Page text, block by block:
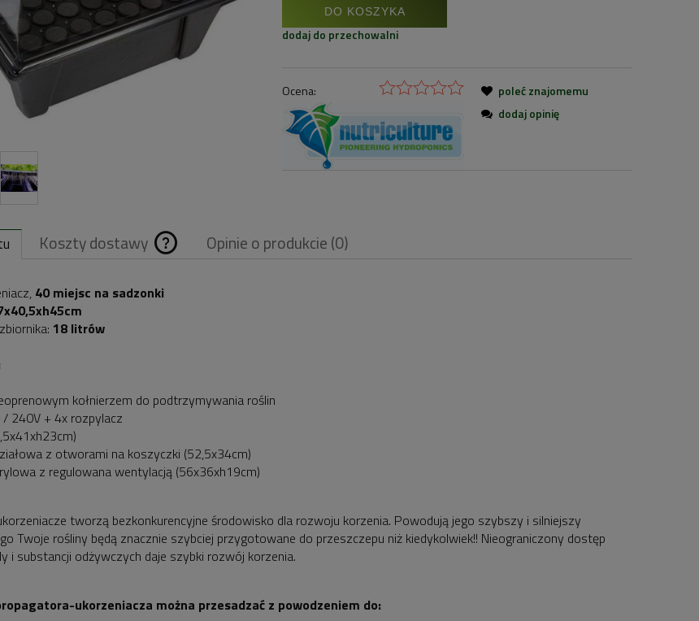
DO KOSZYKA
dodaj do przechowalni
Ocena:
poleć znajomemu
dodaj opinię
Koszty dostawy Opinie o produkcie (0)
40 miejsc na sadzonki
18 litrów
kołnierzem do podtrzymywania roślin
240V + 4x rozpylacz
z otworami na koszyczki (52,5x34cm)
z regulowana wentylacją (56x36xh19cm)
tworzą bezkonkurencyjne środowisko dla rozwoju korzenia. Powodują jego szybszy i silniejszy
Twoje rośliny będą znacznie szybciej przygotowane do przeszczepu niż kiedykolwiek!! Nieograniczony dostęp
i substancji odżywczych daje szybki rozwój korzenia.
ukorzeniacza można przesadzać z powodzeniem do: